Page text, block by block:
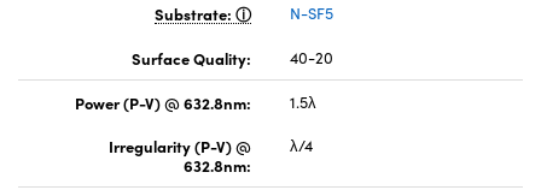
Substrate: N-SF5
Surface Quality: 40-20
Power (P-V) @ 632.8nm:
1.5λ
Irregularity (P-V) @
632.8nm:
λ/4